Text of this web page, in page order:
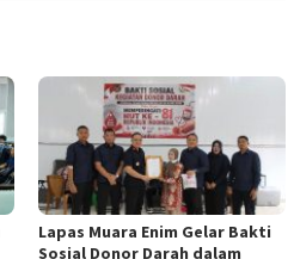
Lapas Muara Enim Gelar Bakti
Sosial Donor Darah dalam